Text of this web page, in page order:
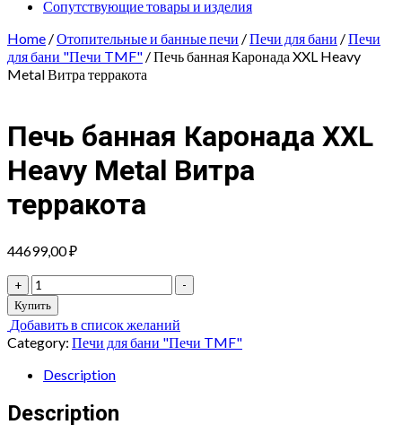
Сопутствующие товары и изделия
Home /Отопительные и банные печи /Печи для бани /Печи
для бани "Печи TMF" / Печь банная Каронада XXL Heavy
Metal Витра терракота
Печь банная Каронада XXL
Heavy Metal Витра
терракота
44699,00₽
+
Печь
банная
Каронада
XXL
Heavy
Metal
Витра
терракота
quantity
-
Купить
Добавить в список желаний
Category: Печи для бани "Печи TMF"
Description
Description